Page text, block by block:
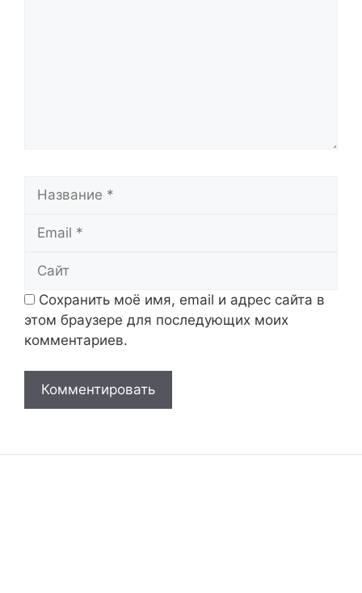
Сохранить моё имя, email и адрес сайта в
этом браузере для последующих моих
комментариев.